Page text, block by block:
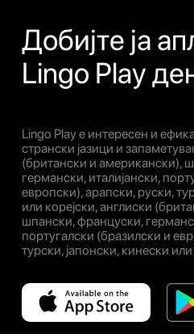
Добијте ја
Lingo Play
Lingo Play е интересен и
странски јазици и
(британски и американски),
германски, италијански,
европски), арапски, руски,
или корејски, англиски
шпански, француски,
португалски (бразилски и
турски, јапонски, кинески